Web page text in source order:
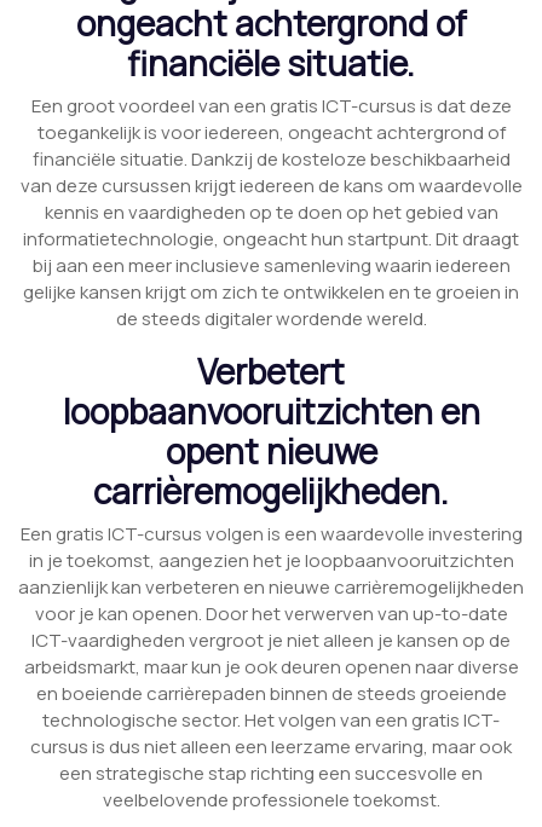
ongeacht achtergrond of
financiële situatie.
Een groot voordeel van een gratis ICT-cursus is dat deze
toegankelijk is voor iedereen, ongeacht achtergrond of
financiële situatie. Dankzij de kosteloze beschikbaarheid
van deze cursussen krijgt iedereen de kans om waardevolle
kennis en vaardigheden op te doen op het gebied van
informatietechnologie, ongeacht hun startpunt. Dit draagt
bij aan een meer inclusieve samenleving waarin iedereen
gelijke kansen krijgt om zich te ontwikkelen en te groeien in
de steeds digitaler wordende wereld.
Verbetert
loopbaanvooruitzichten en
opent nieuwe
carrièremogelijkheden.
Een gratis ICT-cursus volgen is een waardevolle investering
in je toekomst, aangezien het je loopbaanvooruitzichten
aanzienlijk kan verbeteren en nieuwe carrièremogelijkheden
voor je kan openen. Door het verwerven van up-to-date
ICT-vaardigheden vergroot je niet alleen je kansen op de
arbeidsmarkt, maar kun je ook deuren openen naar diverse
en boeiende carrièrepaden binnen de steeds groeiende
technologische sector. Het volgen van een gratis ICT-
cursus is dus niet alleen een leerzame ervaring, maar ook
een strategische stap richting een succesvolle en
veelbelovende professionele toekomst.